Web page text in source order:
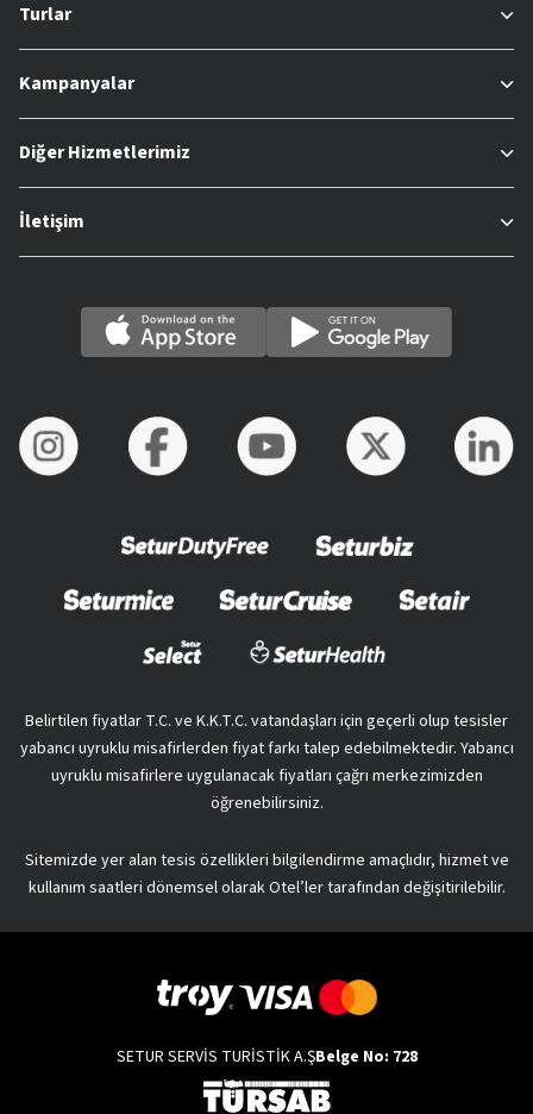
Turlar
Kampanyalar
Diğer Hizmetlerimiz
İletişim
Belirtilen fiyatlar T.C. ve K.K.T.C. vatandaşları için geçerli olup tesisler
yabancı uyruklu misafirlerden fiyat farkı talep edebilmektedir. Yabancı
uyruklu misafirlere uygulanacak fiyatları çağrı merkezimizden
öğrenebilirsiniz.
Sitemizde yer alan tesis özellikleri bilgilendirme amaçlıdır, hizmet ve
kullanım saatleri dönemsel olarak Otel’ler tarafından değişitirilebilir.
SETUR SERVİS TURİSTİK A.ŞBelge No: 728